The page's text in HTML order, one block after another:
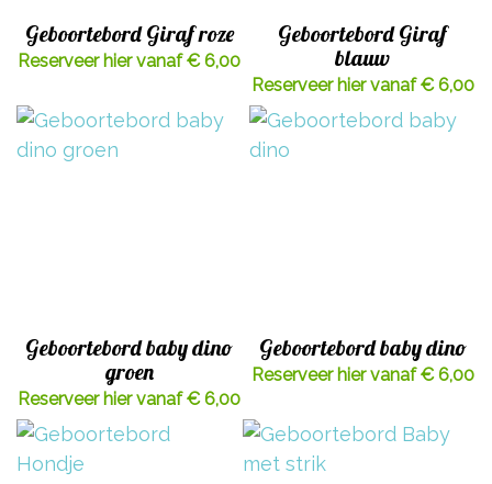
Geboortebord Giraf roze
Reserveer hier vanaf € 6,00
Geboortebord Giraf
blauw
Reserveer hier vanaf € 6,00
Geboortebord baby dino
groen
Reserveer hier vanaf € 6,00
Geboortebord baby dino
Reserveer hier vanaf € 6,00